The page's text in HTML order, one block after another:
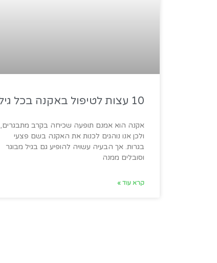
10 עצות לטיפול באקנה בכל גיל
אקנה הוא אמנם תופעה שכיחה בקרב מתבגרים,
ולכן אנו נוהגים לכנות את האקנה בשם פצעי
בגרות. אך הבעיה עשויה להופיע גם בגיל מבוגר
וסובלים ממנה
קרא עוד »